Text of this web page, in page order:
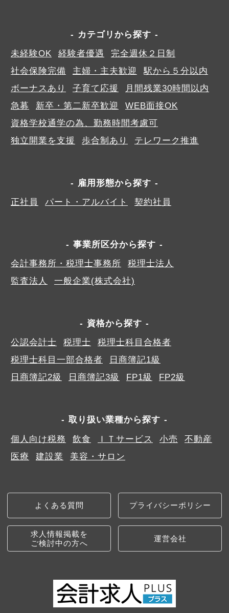
カテゴリから探す
未経験OK
経験者優遇
完全週休２日制
社会保険完備
主婦・主夫歓迎
駅から５分以内
ボーナスあり
子育て応援
月間残業30時間以内
急募
新卒・第二新卒歓迎
WEB面接OK
資格学校通学の為、勤務時間考慮可
独立開業を支援
歩合制あり テレワーク推進
雇用形態から探す
正社員
パート・アルバイト 契約社員
事業所区分から探す
会計事務所・税理士事務所
税理士法人
監査法人
一般企業(株式会社)
資格から探す
公認会計士
税理士
税理士科目合格者
税理士科目一部合格者
日商簿記1級
日商簿記2級
日商簿記3級 FP1級 FP2級
取り扱い業種から探す
個人向け税務
飲食 ＩＴサービス 小売
不動産
医療
建設業 美容・サロン
よくある質問 プライバシーポリシー
求人情報掲載を
ご検討中の方へ
運営会社